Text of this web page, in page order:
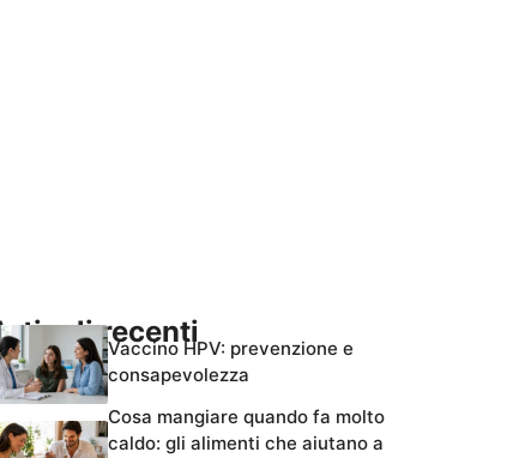
recenti
Vaccino HPV: prevenzione e
consapevolezza
Cosa mangiare quando fa molto
caldo: gli alimenti che aiutano a